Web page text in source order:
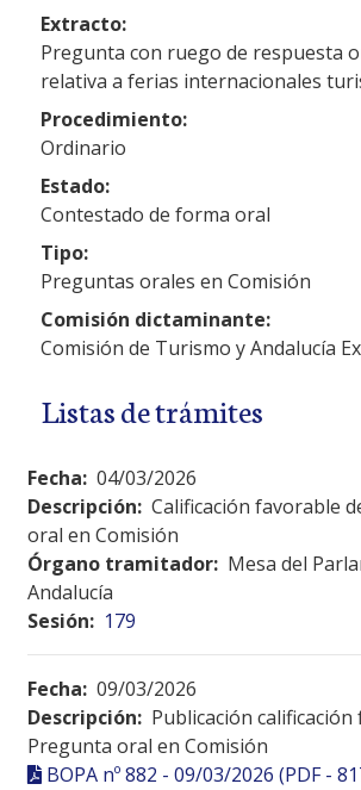
Extracto:
Pregunta con ruego de respuesta
relativa a ferias internacionales
Procedimiento:
Ordinario
Estado:
Contestado de forma oral
Tipo:
Preguntas orales en Comisión
Comisión dictaminante:
Comisión de Turismo y Andalucía
Listas de trámites
Fecha: 04/03/2026
Descripción: Calificación favorable
oral en Comisión
Órgano tramitador: Mesa del
Andalucía
Sesión: 179
Fecha: 09/03/2026
Descripción: Publicación
Pregunta oral en Comisión
BOPA nº 882 - 09/03/2026 (PDF -